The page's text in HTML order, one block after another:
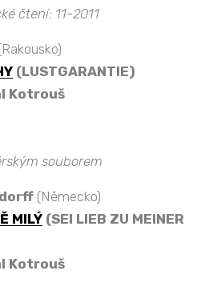
čtení: 11-2011
(LUSTGARANTIE)
Kotrouš
souborem
(Německo)
MILÝ (SEI LIEB ZU MEINER
Kotrouš